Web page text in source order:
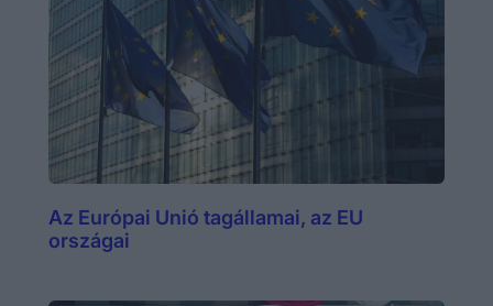
Az Európai Unió tagállamai, az EU
országai